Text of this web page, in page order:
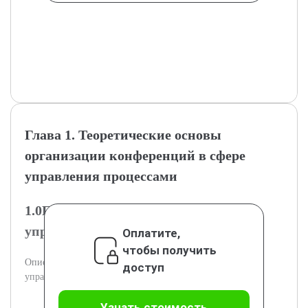
Глава 1. Теоретические основы
организации конференций в сфере
управления процессами
1.0Понятие и виды конференций в
управленческой сфере
Описываются виды конференций и их роль в сфере
управления процессами.
Оплатите,
чтобы получить
доступ